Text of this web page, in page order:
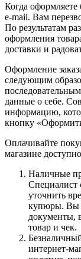
Когда
e-mail. Вам
По результатам
оформления
доставки и
Оформление
следующим
данные о себе.
информацию,
кнопку
Оплачивайте
магазине
Наличные
Специалист
уточнить
купюры. Вы
документы,
товар и чек.
интернет-